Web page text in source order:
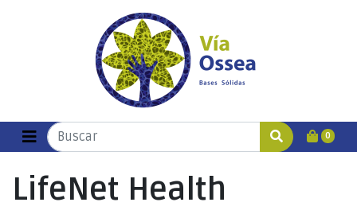
0
LifeNet Health